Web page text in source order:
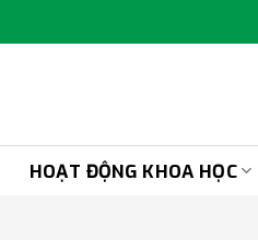
HOẠT ĐỘNG KHOA HỌC